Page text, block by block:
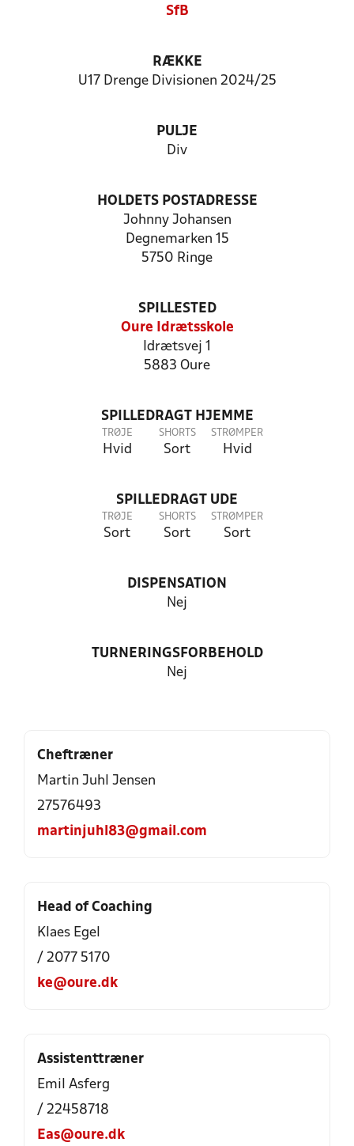
SfB
RÆKKE
U17 Drenge Divisionen 2024/25
PULJE
Div
HOLDETS POSTADRESSE
Johnny Johansen
Degnemarken 15
5750 Ringe
SPILLESTED
Oure Idrætsskole
Idrætsvej 1
5883 Oure
SPILLEDRAGT HJEMME
TRØJE
Hvid
SHORTS
Sort
STRØMPER
Hvid
SPILLEDRAGT UDE
TRØJE
Sort
SHORTS
Sort
STRØMPER
Sort
DISPENSATION
Nej
TURNERINGSFORBEHOLD
Nej
Cheftræner
Martin Juhl Jensen
27576493
martinjuhl83@gmail.com
Head of Coaching
Klaes Egel
/ 2077 5170
ke@oure.dk
Assistenttræner
Emil Asferg
/ 22458718
Eas@oure.dk